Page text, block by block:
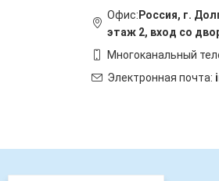
Офис: Россия, г.
этаж 2, вход со
Многоканальный
Электронная почта: